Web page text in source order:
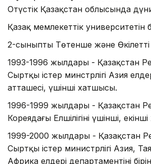
Оңтүстік Қазақстан облысында
Қазақ мемлекеттік университетін
2-сыныпты Төтенше және Өкілетті
1993-1996 жылдары - Қазақстан
Сыртқы істер минстрлігі Азия
атташесі, үшінші хатшысы.
1996-1999 жылдары - Қазақстан
Кореядағы Елшілігінің үшінші,
1999-2000 жылдары - Қазақстан
Сыртқы істер министрлігі Азия,
Африка елдері департаментінің